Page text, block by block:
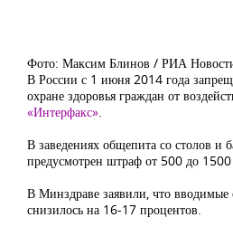
Фото: Максим Блинов / РИА
В России с 1 июня 2014 года
охране здоровья граждан от
«Интерфакс».
В заведениях общепита со столов и
предусмотрен штраф от 500 до 1500
В Минздраве заявили, что вводимые
снизилось на 16-17 процентов.